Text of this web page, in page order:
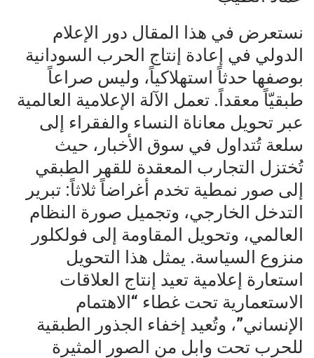
نستعرض في هذا المقال دور الإعلام
الدولي في إعادة إنتاج الحرب السودانية
بوصفها حدثاً استهلاكياً، وليس صراعاً
طبقيّاً معقداً. تعمل الآلة الإعلامية العالمية
عبر تحويل معاناة النساء والفقراء إلى
سلعة تُتداول في سوق الأخبار، حيث
تُختزل التجارب المعقدة للقهر الطبقي
إلى صور نمطية تخدم أغراضاً ثلاثاً: تبرير
التدخل الخارجي، وتجميل صورة النظام
العالمي، وتحويل المقاومة إلى فولكلور
منزوع السياسة. يمثل هذا التحويل
استعارة إعلامية تعيد إنتاج العلاقات
الاستعمارية تحت غطاء “الاهتمام
الإنساني”، وتُعيد إخفاء الجذور الطبقية
للحرب تحت وابل من الصور المثيرة